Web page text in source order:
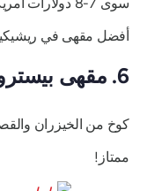
أفضل مقهى في
6. مقهى بيسترو نيرفانا
كوخ من الخيزران
ممتاز!